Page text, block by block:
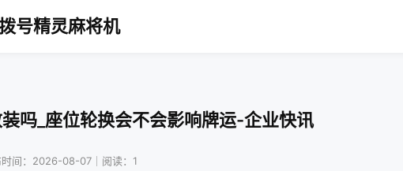
号精灵麻将机
吗_座位轮换会不会影响牌运-企业快讯
时间：2026-08-07｜阅读：1